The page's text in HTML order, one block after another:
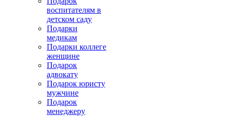
воспитателям в
детском саду
Подарки
медикам
Подарки коллеге
женщине
Подарок
адвокату
Подарок юристу
мужчине
Подарок
менеджеру